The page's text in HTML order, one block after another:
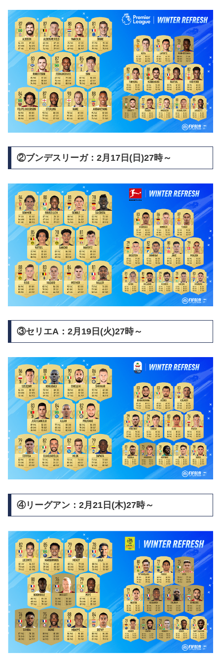
②ブンデスリーガ：2月17日(日)27時～
③セリエA：2月19日(火)27時～
④リーグアン：2月21日(木)27時～